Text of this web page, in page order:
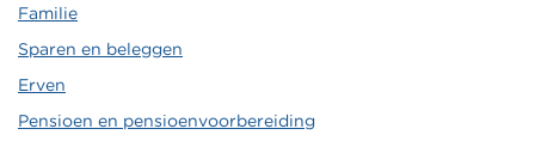
Familie
Sparen en beleggen
Erven
Pensioen en pensioenvoorbereiding